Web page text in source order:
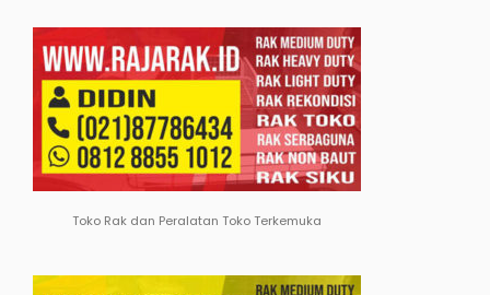
Toko Rak dan Peralatan Toko Terkemuka